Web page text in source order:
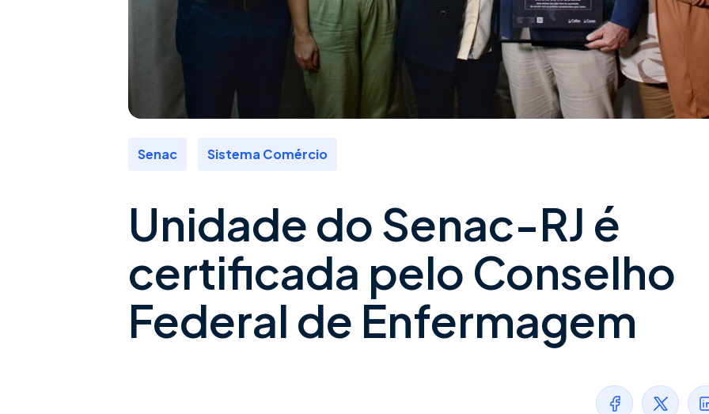
Senac Sistema Comércio
Unidade do Senac-RJ é
certificada pelo Conselho
Federal de Enfermagem